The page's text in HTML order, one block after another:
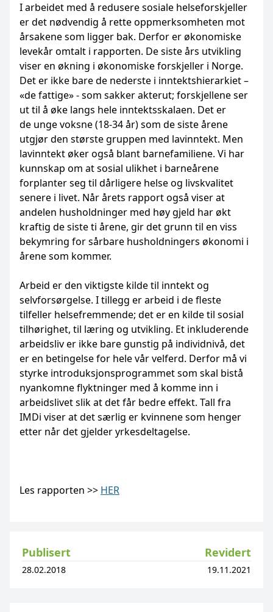
I arbeidet med å redusere sosiale helseforskjeller
er det nødvendig å rette oppmerksomheten mot
årsakene som ligger bak. Derfor er økonomiske
levekår omtalt i rapporten. De siste års utvikling
viser en økning i økonomiske forskjeller i Norge.
Det er ikke bare de nederste i inntektshierarkiet –
«de fattige» - som sakker akterut; forskjellene ser
ut til å øke langs hele inntektsskalaen. Det er
de unge voksne (18-34 år) som de siste årene
utgjør den største gruppen med lavinntekt. Men
lavinntekt øker også blant barnefamiliene. Vi har
kunnskap om at sosial ulikhet i barneårene
forplanter seg til dårligere helse og livskvalitet
senere i livet. Når årets rapport også viser at
andelen husholdninger med høy gjeld har økt
kraftig de siste ti årene, gir det grunn til en viss
bekymring for sårbare husholdningers økonomi i
årene som kommer.
Arbeid er den viktigste kilde til inntekt og
selvforsørgelse. I tillegg er arbeid i de fleste
tilfeller helsefremmende; det er en kilde til sosial
tilhørighet, til læring og utvikling. Et inkluderende
arbeidsliv er ikke bare gunstig på individnivå, det
er en betingelse for hele vår velferd. Derfor må vi
styrke introduksjonsprogrammet som skal bistå
nyankomne flyktninger med å komme inn i
arbeidslivet slik at det får bedre effekt. Tall fra
IMDi viser at det særlig er kvinnene som henger
etter når det gjelder yrkesdeltagelse.
Les rapporten >> HER
Publisert Revidert
28.02.2018 19.11.2021